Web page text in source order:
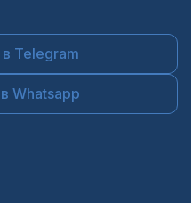
Telegram
Whatsapp